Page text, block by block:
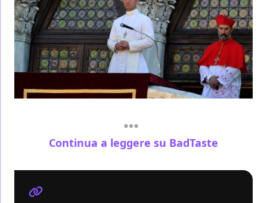
Continua a leggere su BadTaste